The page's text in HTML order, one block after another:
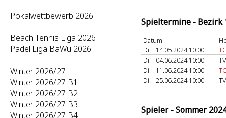
Pokalwettbewerb 2026
Beach Tennis Liga 2026
Padel Liga BaWü 2026
Winter 2026/27
Winter 2026/27 B1
Winter 2026/27 B2
Winter 2026/27 B3
Winter 2026/27 B4
Spieltermine - Bezirk
Datum
Di.
14.05.2024 10:00
Di.
04.06.2024 10:00
Di.
11.06.2024 10:00
Di.
25.06.2024 10:00
Spieler - Sommer